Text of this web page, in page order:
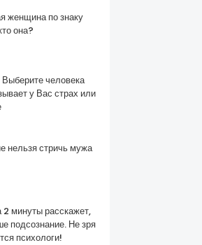
женщина по знаку
она?
человека
у Вас страх или
нельзя стричь мужа
2 минуты расскажет,
подсознание. Не зря
психологи!